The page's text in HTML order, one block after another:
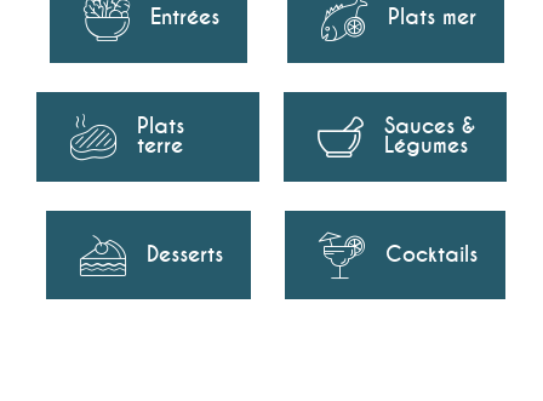
Entrées Plats mer
Plats
terre
Sauces &
Légumes
Desserts Cocktails